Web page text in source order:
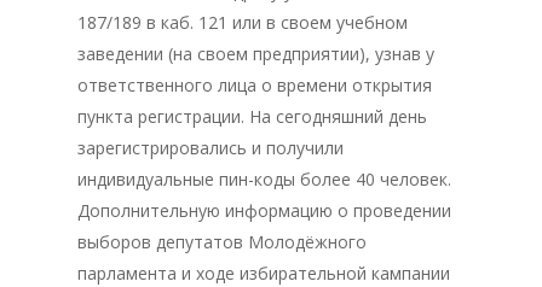
187/189 в каб. 121 или в своем учебном
заведении (на своем предприятии), узнав у
ответственного лица о времени открытия
пункта регистрации. На сегодняшний день
зарегистрировались и получили
индивидуальные пин-коды более 40 человек.
Дополнительную информацию о проведении
выборов депутатов Молодёжного
парламента и ходе избирательной кампании
Главная
Депутаты
История
Документация